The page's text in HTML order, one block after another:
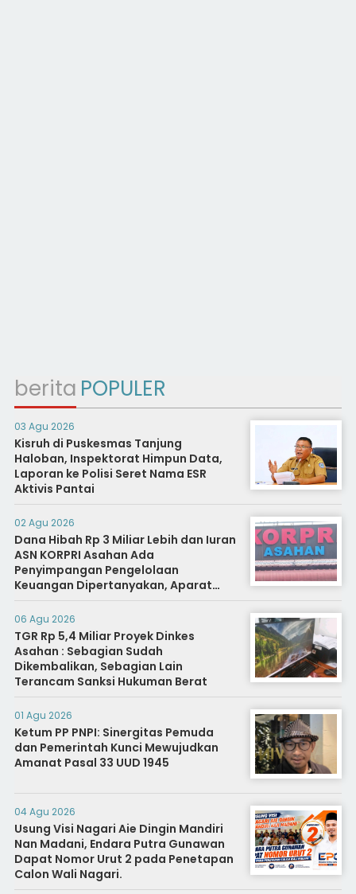
berita POPULER
03 Agu 2026
Kisruh di Puskesmas Tanjung
Haloban, Inspektorat Himpun Data,
Laporan ke Polisi Seret Nama ESR
Aktivis Pantai
02 Agu 2026
Dana Hibah Rp 3 Miliar Lebih dan Iuran
ASN KORPRI Asahan Ada
Penyimpangan Pengelolaan
Keuangan Dipertanyakan, Aparat
Diminta Segera Usut
06 Agu 2026
TGR Rp 5,4 Miliar Proyek Dinkes
Asahan : Sebagian Sudah
Dikembalikan, Sebagian Lain
Terancam Sanksi Hukuman Berat
01 Agu 2026
Ketum PP PNPI: Sinergitas Pemuda
dan Pemerintah Kunci Mewujudkan
Amanat Pasal 33 UUD 1945
04 Agu 2026
Usung Visi Nagari Aie Dingin Mandiri
Nan Madani, Endara Putra Gunawan
Dapat Nomor Urut 2 pada Penetapan
Calon Wali Nagari.